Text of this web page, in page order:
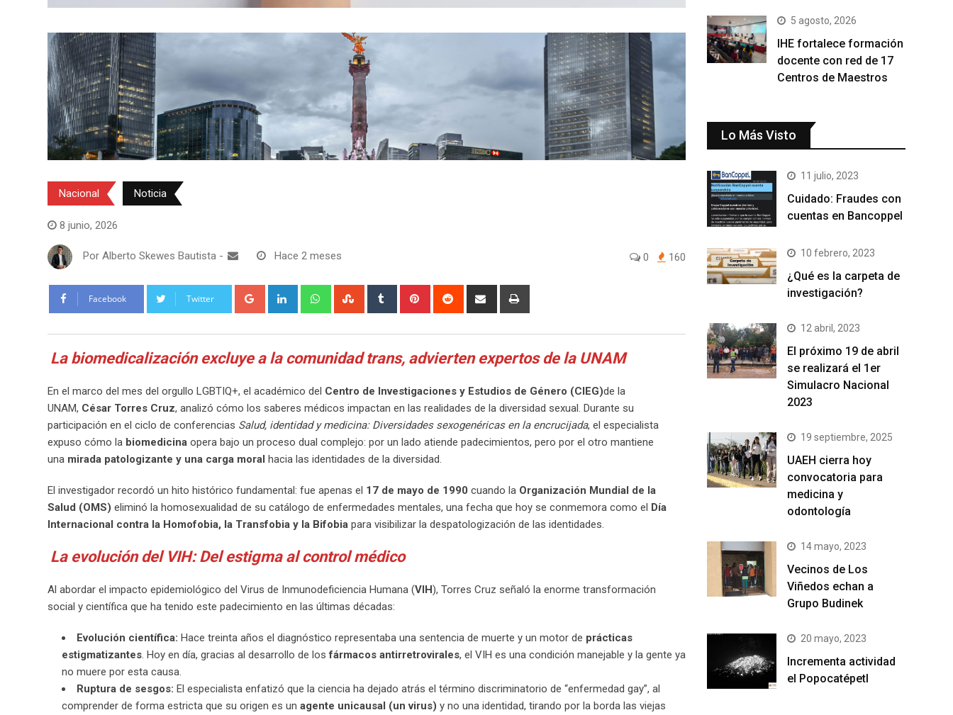
Nacional Noticia
8 junio, 2026
Por Alberto Skewes Bautista - Hace 2 meses 0 160
Facebook Twitter Google+ LinkedIn WhatsappStumbleUpon
Tumblr Pinterest Reddit
Share
La biomedicalización excluye a la comunidad trans, advierten expertos de la UNAM
En el marco del mes del orgullo LGBTIQ+, el académico del Centro de Investigaciones y Estudios de Género (CIEG)de la
UNAM, César Torres Cruz, analizó cómo los saberes médicos impactan en las realidades de la diversidad sexual. Durante su
participación en el ciclo de conferencias Salud, identidad y medicina: Diversidades sexogenéricas en la encrucijada, el especialista
expuso cómo la biomedicina opera bajo un proceso dual complejo: por un lado atiende padecimientos, pero por el otro mantiene
una mirada patologizante y una carga moral hacia las identidades de la diversidad.
El investigador recordó un hito histórico fundamental: fue apenas el 17 de mayo de 1990 cuando la Organización Mundial de la
Salud (OMS) eliminó la homosexualidad de su catálogo de enfermedades mentales, una fecha que hoy se conmemora como el Día
Internacional contra la Homofobia, la Transfobia y la Bifobia para visibilizar la despatologización de las identidades.
La evolución del VIH: Del estigma al control médico
Al abordar el impacto epidemiológico del Virus de Inmunodeficiencia Humana (VIH), Torres Cruz señaló la enorme transformación
social y científica que ha tenido este padecimiento en las últimas décadas:
Evolución científica: Hace treinta años el diagnóstico representaba una sentencia de muerte y un motor de prácticas
estigmatizantes. Hoy en día, gracias al desarrollo de losfármacos antirretrovirales, el VIH es una condición manejable y la gente ya
no muere por esta causa.
Ruptura de sesgos: El especialista enfatizó que la ciencia ha dejado atrás el término discriminatorio de “enfermedad gay”, al
comprender de forma estricta que su origen es un agente unicausal (un virus) y no una identidad, tirando por la borda las viejas
5 agosto, 2026
IHE fortalece formación
docente con red de 17
Centros de Maestros
Lo Más Visto
11 julio, 2023
Cuidado: Fraudes con
cuentas en Bancoppel
10 febrero, 2023
¿Qué es la carpeta de
investigación?
12 abril, 2023
El próximo 19 de abril
se realizará el 1er
Simulacro Nacional
2023
19 septiembre, 2025
UAEH cierra hoy
convocatoria para
medicina y
odontología
14 mayo, 2023
Vecinos de Los
Viñedos echan a
Grupo Budinek
20 mayo, 2023
Incrementa actividad
el Popocatépetl